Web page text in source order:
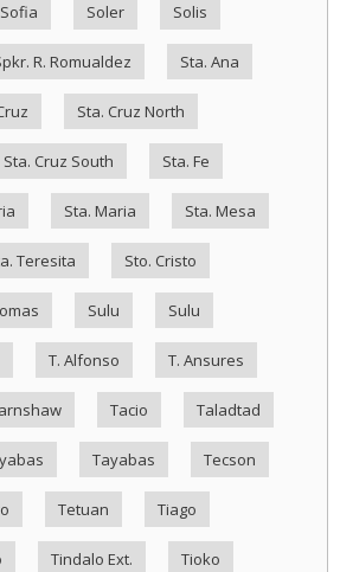
Sofia Soler Solis
R. Romualdez Sta. Ana
Sta. Cruz North
Sta. Cruz South Sta. Fe
Sta. Maria Sta. Mesa
Teresita Sto. Cristo
Sulu Sulu
T. Alfonso T. Ansures
Tacio Taladtad
Tayabas Tecson
Tetuan Tiago
Tindalo Ext. Tioko